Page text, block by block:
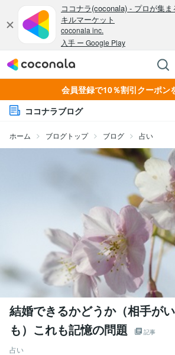
会員登録で10％割引クーポン
ココナラブログ
ホーム ブログトップ ブログ 占い
結婚できるかどうか（相手が
も）これも記憶の問題
記事
占い